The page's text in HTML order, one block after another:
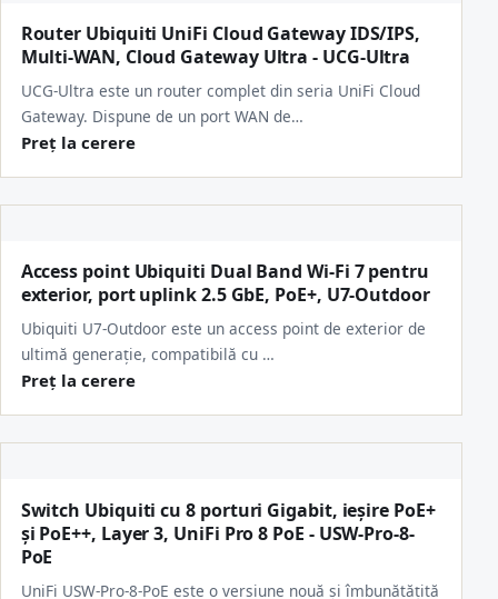
Router Ubiquiti UniFi Cloud Gateway IDS/IPS,
Multi-WAN, Cloud Gateway Ultra - UCG-Ultra
UCG-Ultra este un router complet din seria UniFi Cloud
Gateway. Dispune de un port WAN de…
Preț la cerere
Access point Ubiquiti Dual Band Wi-Fi 7 pentru
exterior, port uplink 2.5 GbE, PoE+, U7-Outdoor
Ubiquiti U7-Outdoor este un access point de exterior de
ultimă generație, compatibilă cu …
Preț la cerere
Switch Ubiquiti cu 8 porturi Gigabit, ieșire PoE+
și PoE++, Layer 3, UniFi Pro 8 PoE - USW-Pro-8-
PoE
UniFi USW-Pro-8-PoE este o versiune nouă și îmbunătățită